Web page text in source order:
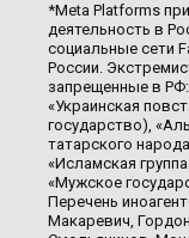
*Meta Platforms
деятельность в
социальные сети
России.
запрещенные в
«Украинская
государство),
татарского
«Исламская
«Мужское
Перечень
Макаревич,